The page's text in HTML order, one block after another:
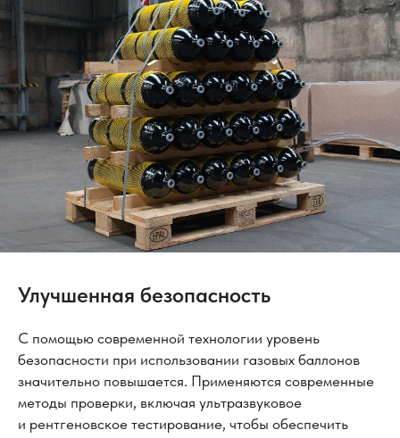
Улучшенная безопасность
С помощью современной технологии уровень
безопасности при использовании газовых баллонов
значительно повышается. Применяются современные
методы проверки, включая ультразвуковое
и рентгеновское тестирование, чтобы обеспечить